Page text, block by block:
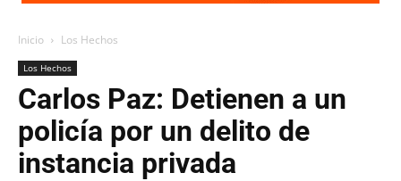
Inicio Los Hechos
Los Hechos
Carlos Paz: Detienen a un
policía por un delito de
instancia privada